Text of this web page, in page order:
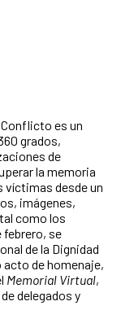
es un
grados,
de
la memoria
víctimas desde un
imágenes,
como los
febrero, se
de la Dignidad
acto de homenaje,
Memorial Virtual,
delegados y